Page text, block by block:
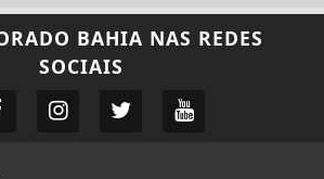
BAHIA NAS REDES
SOCIAIS